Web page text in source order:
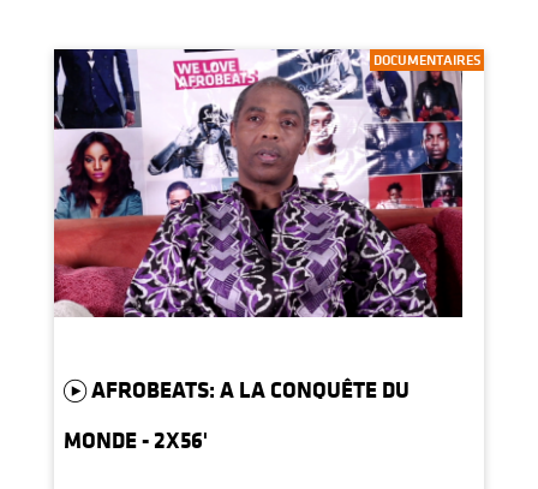
DOCUMENTAIRES
AFROBEATS: A LA CONQUÊTE DU
MONDE - 2X56'